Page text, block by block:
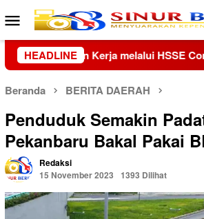
Loncat
ke
konten
Menu
Mobile
HEADLINE
di Riau dan Kepri
Beranda BERITA DAERAH
Penduduk Semakin
Pekanbaru Bakal Pakai
Redaksi
15 November 2023
1393 Dilihat